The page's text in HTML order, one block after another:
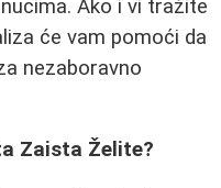
Ako i vi tražite
će vam pomoći da
nezaboravno
Zaista Želite?